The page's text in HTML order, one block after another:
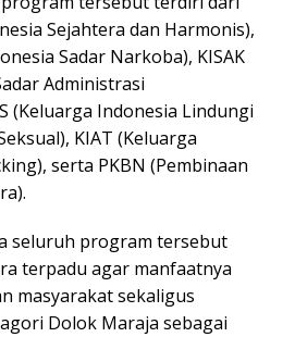
Sejahtera dan Harmonis),
Sadar Narkoba), KISAK
Administrasi
(Keluarga Indonesia Lindungi
KIAT (Keluarga
serta PKBN (Pembinaan
seluruh program tersebut
terpadu agar manfaatnya
masyarakat sekaligus
Dolok Maraja sebagai